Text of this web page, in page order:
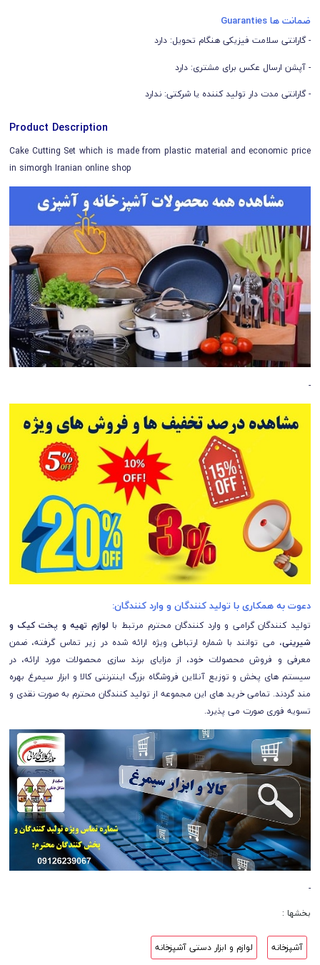
ضمانت ها Guaranties
- گارانتی سلامت فیزیکی هنگام تحویل: دارد
- آپشن ارسال عکس برای مشتری: دارد
- گارانتی مدت دار تولید کننده یا شرکتی: ندارد
Product Description
Cake Cutting Set which is made from plastic material and economic price
in simorgh Iranian online shop
-
دعوت به همکاری با تولید کنندگان و وارد کنندگان:
تولید کنندگان گرامی و وارد کنندگان محترم مرتبط با لوازم تهیه و پخت کیک و
شیرینی، می توانند با شماره ارتباطی ویژه ارائه شده در زیر تماس گرفته، ضمن
معرفی و فروش محصولات خود، از مزایای برند سازی محصولات مورد ارائه، در
سیستم های پخش و توزیع آنلاین فروشگاه بزرگ اینترنتی کالا و ابزار سیمرغ بهره
مند گردند. تمامی خرید های این مجموعه از تولید کنندگان محترم به صورت نقدی و
تسویه فوری صورت می پذیرد.
-
بخشها :
آشپزخانه لوازم و ابزار دستی آشپزخانه